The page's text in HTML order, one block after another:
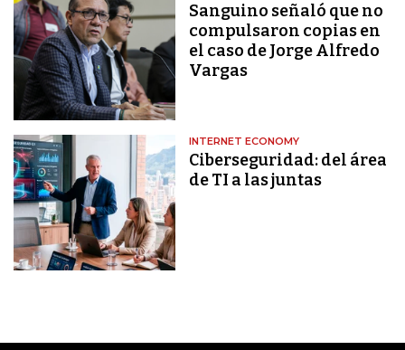
Sanguino señaló que no
compulsaron copias en
el caso de Jorge Alfredo
Vargas
INTERNET ECONOMY
Ciberseguridad: del área
de TI a las juntas